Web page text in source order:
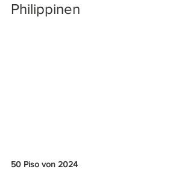
Philippinen
50 Piso von 2024